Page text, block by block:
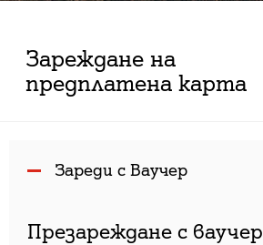
Зареждане на
предплатена карта
Зареди с Ваучер
Презареждане с ваучер